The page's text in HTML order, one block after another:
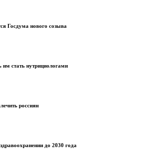
Госдума нового созыва
им стать нутрициологами
россиян
до 2030 года